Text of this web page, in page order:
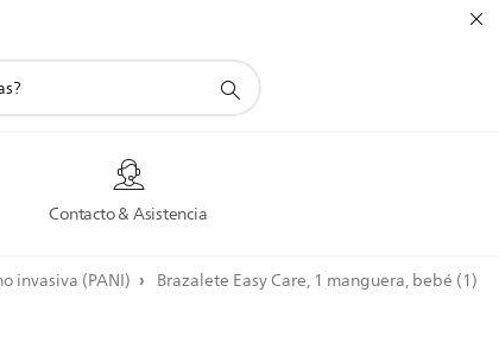
Contacto & Asistencia
invasiva (PANI) Brazalete Easy Care, 1 manguera, bebé (1)